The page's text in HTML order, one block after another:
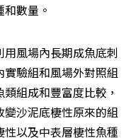
數量。
風場內長期成魚底刺
驗組和風場外對照組
組成和豐富度比較，
沙泥底棲性原來的組
以及中表層棲性魚種